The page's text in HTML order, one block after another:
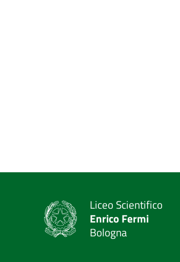
Liceo Scientifico
Enrico Fermi
Bologna